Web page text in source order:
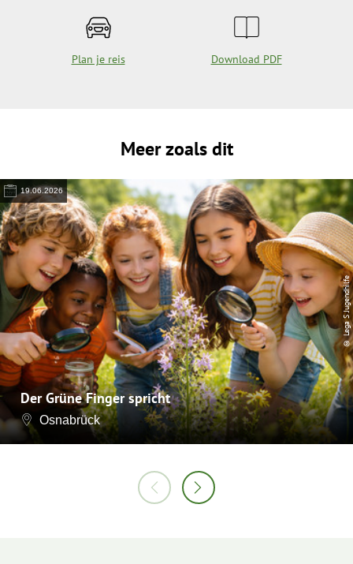
Plan je reis Download PDF
Meer zoals dit
19.06.2026
Der Grüne Finger spricht
Osnabrück
© Lega S Jugendhilfe